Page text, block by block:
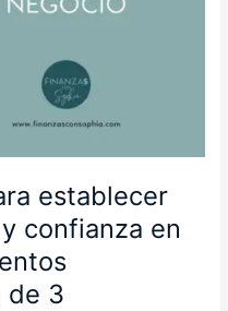
establecer
confianza en
de 3